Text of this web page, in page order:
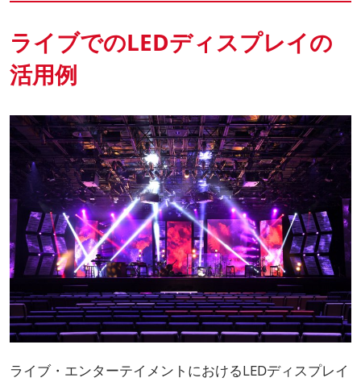
ライブでのLEDディスプレイの
活用例
ライブ・エンターテイメントにおけるLEDディスプレイ